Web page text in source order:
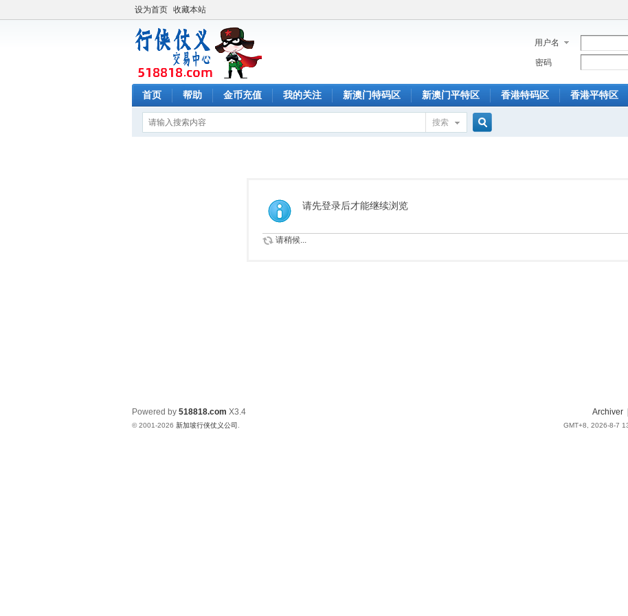
设为首页 收藏本站
用户名
密码
首页 帮助 金币充值 我的关注 新澳门特码区 新澳门平特区 香港特码区 香港平特区
搜索
请先登录后才能继续浏览
请稍候...
Archiver
GMT+8, 2026-8-7
Powered by 518818.com X3.4
© 2001-2026 新加坡行侠仗义公司